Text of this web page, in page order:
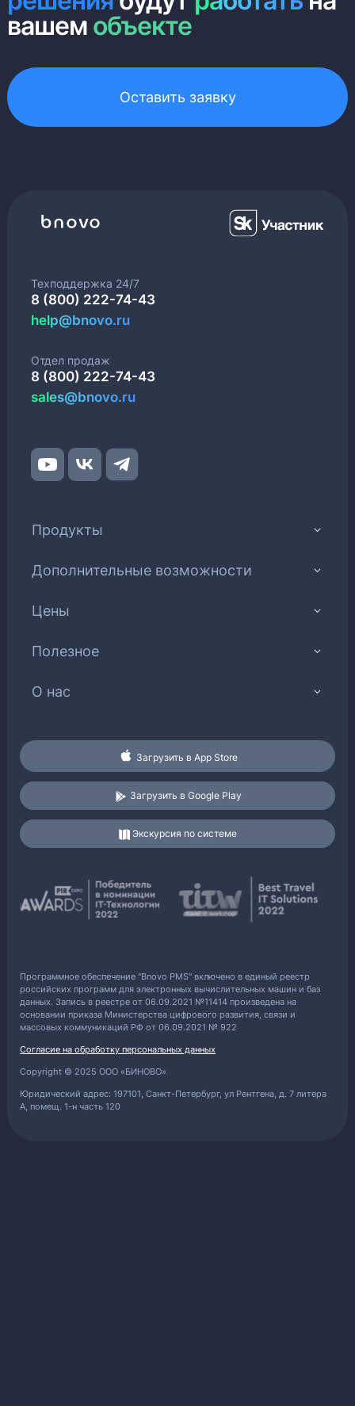
вашем объекте
Оставить заявку
Техподдержка 24/7
8 (800) 222-74-43
help@bnovo.ru
Отдел продаж
8 (800) 222-74-43
sales@bnovo.ru
Продукты
Дополнительные возможности
Цены
Полезное
О нас
Загрузить в App Store
Загрузить в Google Play
Экскурсия по системе
Программное обеспечение "Bnovo PMS" включено в единый реестр
российских программ для электронных вычислительных машин и баз
данных. Запись в реестре от 06.09.2021 №11414 произведена на
основании приказа Министерства цифрового развития, связи и
массовых коммуникаций РФ от 06.09.2021 № 922
Согласие на обработку персональных данных
Copyright © 2025 ООО «БИНОВО»
Юридический адрес: 197101, Санкт-Петербург, ул Рентгена, д. 7 литера
А, помещ. 1-н часть 120